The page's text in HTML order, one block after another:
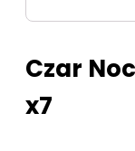
Czar
x7